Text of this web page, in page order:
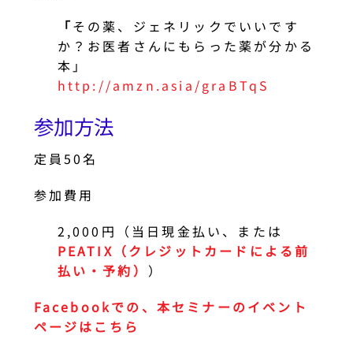
「その薬、ジェネリックでいいです
か？お医者さんにもらった薬が分かる
本」
http://amzn.asia/graBTqS
参加方法
定員50名
参加費用
2,000円（当日現金払い、または
PEATIX（クレジットカードによる前
払い・予約） ）
Facebookでの、本セミナーのイベント
ページはこちら